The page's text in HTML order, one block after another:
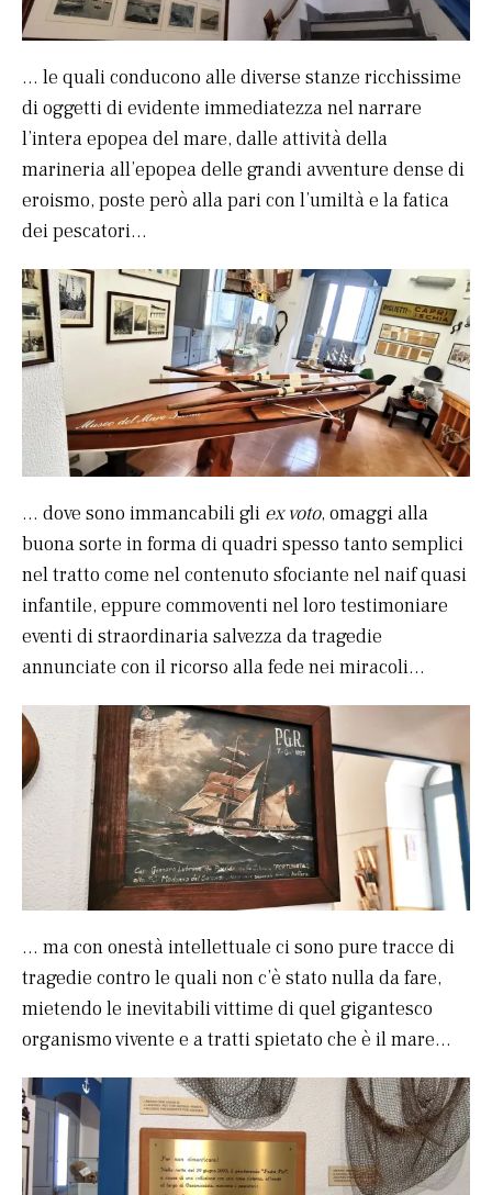
… le quali conducono alle diverse stanze ricchissime
di oggetti di evidente immediatezza nel narrare
l’intera epopea del mare, dalle attività della
marineria all’epopea delle grandi avventure dense di
eroismo, poste però alla pari con l’umiltà e la fatica
dei pescatori…
… dove sono immancabili gli ex voto, omaggi alla
buona sorte in forma di quadri spesso tanto semplici
nel tratto come nel contenuto sfociante nel naif quasi
infantile, eppure commoventi nel loro testimoniare
eventi di straordinaria salvezza da tragedie
annunciate con il ricorso alla fede nei miracoli…
… ma con onestà intellettuale ci sono pure tracce di
tragedie contro le quali non c’è stato nulla da fare,
mietendo le inevitabili vittime di quel gigantesco
organismo vivente e a tratti spietato che è il mare…